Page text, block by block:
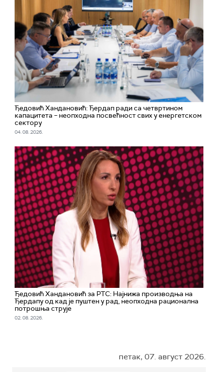
Ђедовић Хандановић: Ђердап ради са четвртином
капацитета – неопходна посвећност свих у енергетском
сектору
04. 08. 2026.
Ђедовић Хандановић за РТС: Најнижа производња на
Ђердапу oд кад је пуштен у рад, неопходна рационална
потрошња струје
02. 08. 2026.
петак, 07. август 2026.